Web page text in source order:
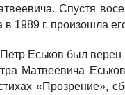
Спустя
в 1989 г. произошла
Еськов был
Матвеевича
«Прозрение»,